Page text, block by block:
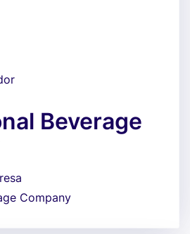
Beverage
Company